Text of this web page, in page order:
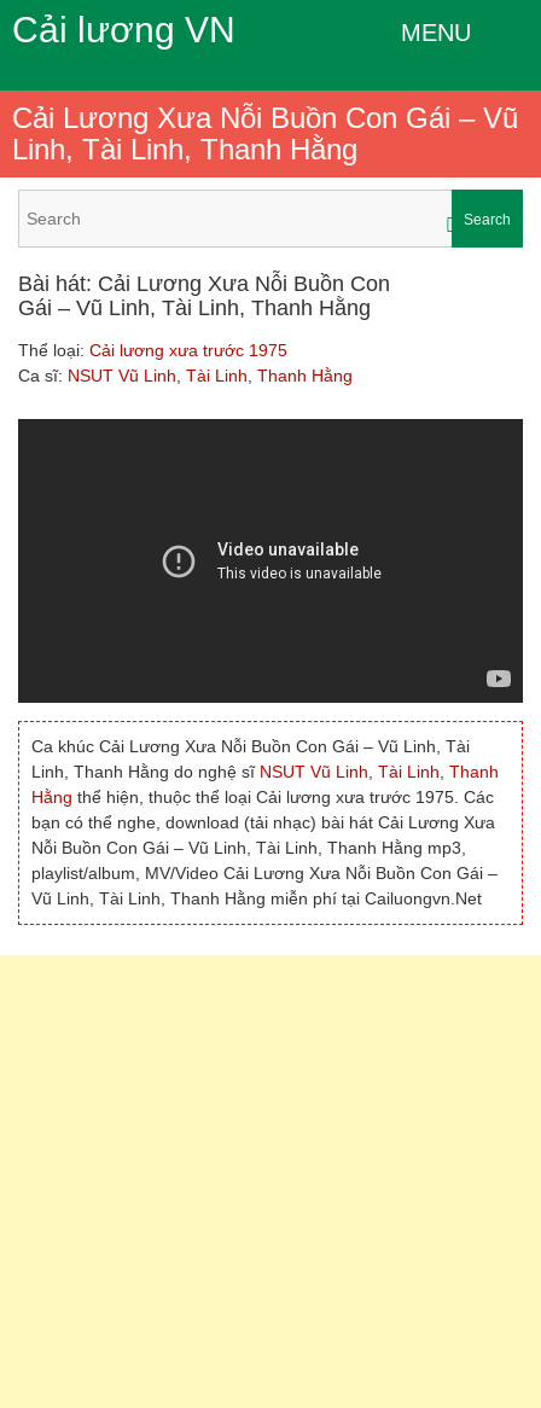
Cải lương VN MENU
Cải Lương Xưa Nỗi Buồn Con Gái – Vũ
Linh, Tài Linh, Thanh Hằng
Search
Bài hát: Cải Lương Xưa Nỗi Buồn Con
Gái – Vũ Linh, Tài Linh, Thanh Hằng
Thể loại: Cải lương xưa trước 1975
Ca sĩ: NSUT Vũ Linh Tài Linh Thanh Hằng
Ca khúc Cải Lương Xưa Nỗi Buồn Con Gái – Vũ Linh, Tài
Linh, Thanh Hằng do nghệ sĩ NSUT Vũ Linh Tài Linh Thanh
Hằng thể hiện, thuộc thể loại Cải lương xưa trước 1975. Các
bạn có thể nghe, download (tải nhạc) bài hát Cải Lương Xưa
Nỗi Buồn Con Gái – Vũ Linh, Tài Linh, Thanh Hằng mp3,
playlist/album, MV/Video Cải Lương Xưa Nỗi Buồn Con Gái –
Vũ Linh, Tài Linh, Thanh Hằng miễn phí tại Cailuongvn.Net